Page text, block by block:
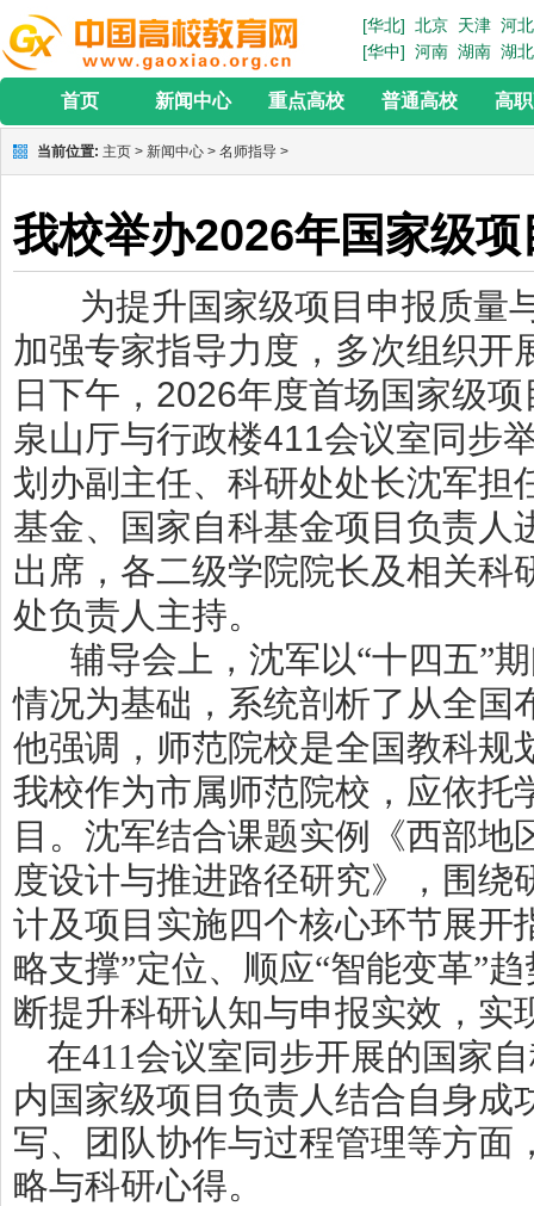
[华北] 北京 天津 河北
[华中] 河南 湖南 湖北
首页 新闻中心 重点高校 普通高校 高
当前位置: 主页 > 新闻中心 > 名师指导 >
我校举办2026年国家级
为提升国家级项目申报质量
加强专家指导力度，多次组织开
日下午，2026年度首场国家级
泉山厅与行政楼411会议室同步
划办副主任、科研处处长沈军担
基金、国家自科基金项目负责人
出席，各二级学院院长及相关科
处负责人主持。
辅导会上，沈军以“十四五”
情况为基础，系统剖析了从全国
他强调，师范院校是全国教科规
我校作为市属师范院校，应依托
目。沈军结合课题实例《西部
度设计与推进路径研究》，围绕
计及项目实施四个核心环节展开
略支撑”定位、顺应“智能变革”
断提升科研认知与申报实效，实
在411会议室同步开展的国家
内国家级项目负责人结合自身成
写、团队协作与过程管理等方面
略与科研心得。